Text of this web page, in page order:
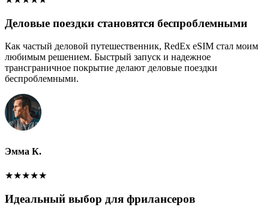
Деловые поездки становятся беспроблемными
Как частый деловой путешественник, RedEx eSIM стал моим
любимым решением. Быстрый запуск и надежное
трансграничное покрытие делают деловые поездки
беспроблемными.
Эмма К.
★★★★★
Идеальный выбор для фрилансеров